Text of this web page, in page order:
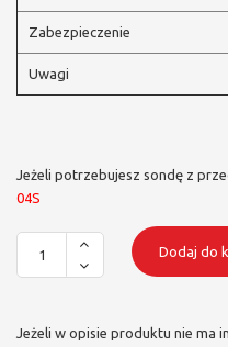
Zabezpieczenie
Uwagi
Jeżeli potrzebujesz sondę z
04S
Dodaj do
Jeżeli w opisie produktu nie ma